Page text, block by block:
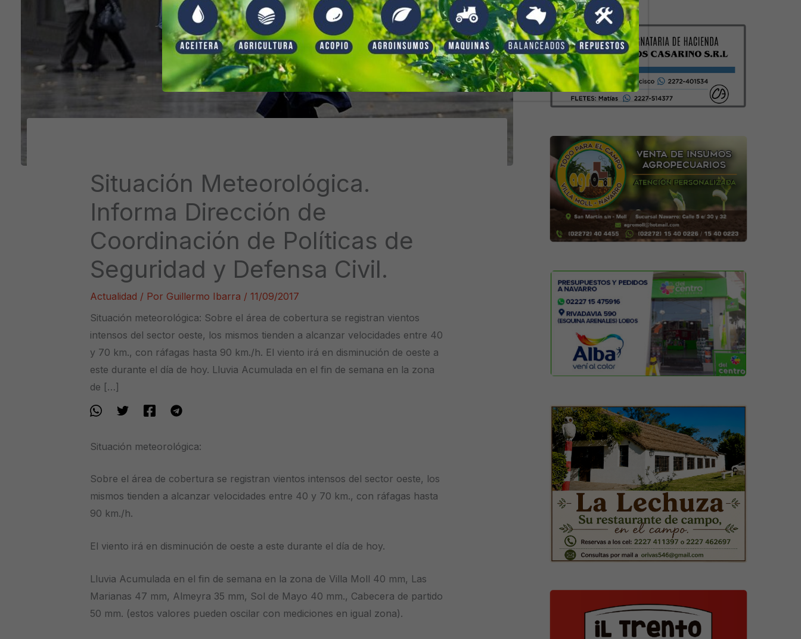
Situación Meteorológica.
Informa Dirección de
Coordinación de Políticas de
Seguridad y Defensa Civil.
Actualidad / Por Guillermo Ibarra /11/09/2017
Situación meteorológica: Sobre el área de cobertura se registran vientos
intensos del sector oeste, los mismos tienden a alcanzar velocidades entre 40
y 70 km., con ráfagas hasta 90 km./h. El viento irá en disminución de oeste a
este durante el día de hoy. Lluvia Acumulada en el fin de semana en la zona
de […]
Situación meteorológica:
Sobre el área de cobertura se registran vientos intensos del sector oeste, los
mismos tienden a alcanzar velocidades entre 40 y 70 km., con ráfagas hasta
90 km./h.
El viento irá en disminución de oeste a este durante el día de hoy.
Lluvia Acumulada en el fin de semana en la zona de Villa Moll 40 mm, Las
Marianas 47 mm, Almeyra 35 mm, Sol de Mayo 40 mm., Cabecera de partido
50 mm. (estos valores pueden oscilar con mediciones en igual zona).